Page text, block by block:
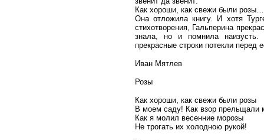
Как хороши, как свежи были
Она отложила книгу. И хотя
стихотворения, Гальперина
знала, но и помнила
прекрасные строки потекли перед
Иван Мятлев
Розы
Как хороши, как свежи были розы
В моем саду! Как взор прельщали
Как я молил весенние морозы
Не трогать их холодною рукой!